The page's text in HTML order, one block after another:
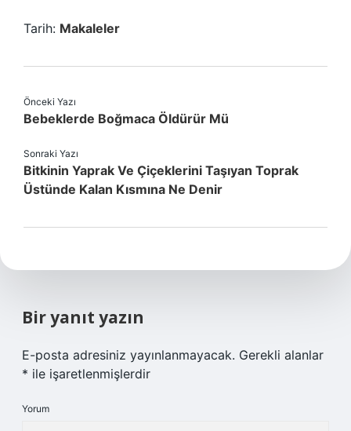
Tarih: Makaleler
Önceki Yazı
Bebeklerde Boğmaca Öldürür Mü
Sonraki Yazı
Bitkinin Yaprak Ve Çiçeklerini Taşıyan Toprak
Üstünde Kalan Kısmına Ne Denir
Bir yanıt yazın
E-posta adresiniz yayınlanmayacak. Gerekli alanlar
* ile işaretlenmişlerdir
Yorum